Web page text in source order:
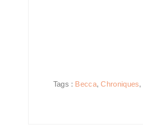
Tags : Becca,Chroniques,